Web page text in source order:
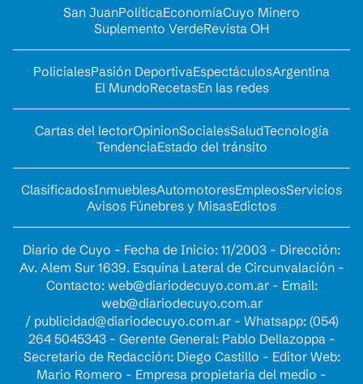
San JuanPolíticaEconomíaCuyo Minero
Suplemento VerdeRevista OH
PolicialesPasión DeportivaEspectáculosArgentina
El MundoRecetasEn las redes
Cartas del lectorOpinionSocialesSaludTecnología
TendenciaEstado del tránsito
ClasificadosInmueblesAutomotoresEmpleosServicios
Avisos Fúnebres y MisasEdictos
Diario de Cuyo - Fecha de Inicio: 11/2003 - Dirección:
Av. Alem Sur 1639. Esquina Lateral de Circunvalación -
Contacto: web@diariodecuyo.com.ar- Email:
web@diariodecuyo.com.ar
/ publicidad@diariodecuyo.com.ar- Whatsapp: (054)
264 5045343 - Gerente General: Pablo Dellazoppa -
Secretario de Redacción: Diego Castillo - Editor Web:
Mario Romero - Empresa propietaria del medio -